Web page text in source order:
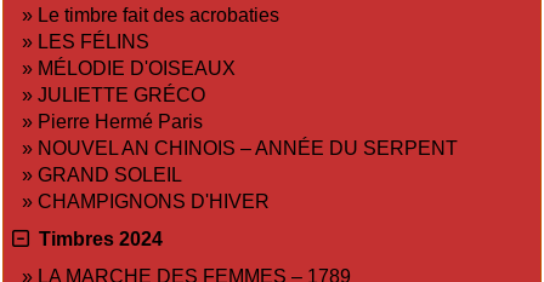
» Le timbre fait des acrobaties
» LES FÉLINS
» MÉLODIE D'OISEAUX
» JULIETTE GRÉCO
» Pierre Hermé Paris
» NOUVEL AN CHINOIS – ANNÉE DU SERPENT
» GRAND SOLEIL
» CHAMPIGNONS D'HIVER
Timbres 2024
» LA MARCHE DES FEMMES – 1789